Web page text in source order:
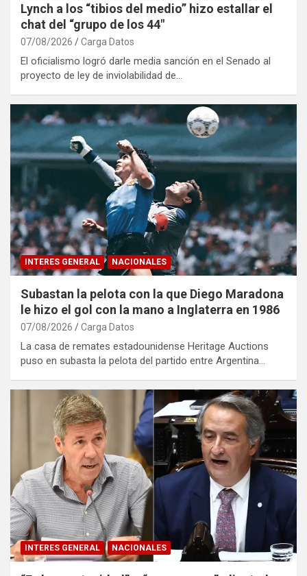
Lynch a los “tibios del medio” hizo estallar el
chat del “grupo de los 44″
07/08/2026 Carga Datos
El oficialismo logró darle media sanción en el Senado al
proyecto de ley de inviolabilidad de…
INTERES GENERAL NACIONALES
Subastan la pelota con la que Diego Maradona
le hizo el gol con la mano a Inglaterra en 1986
07/08/2026 Carga Datos
La casa de remates estadounidense Heritage Auctions
puso en subasta la pelota del partido entre Argentina…
INTERES GENERAL NACIONALES